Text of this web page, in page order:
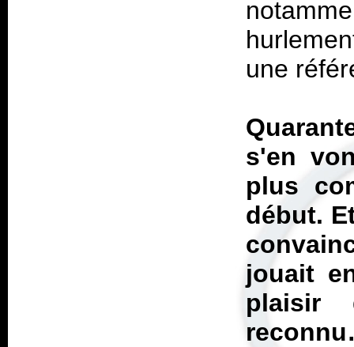
une
s'en
plus
début.
jouait
plaisir